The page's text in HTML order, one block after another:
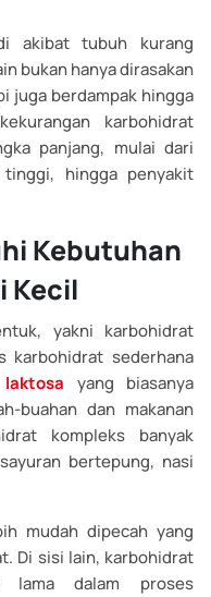
akibat tubuh kurang
bukan hanya dirasakan
juga berdampak hingga
karbohidrat
panjang, mulai dari
hingga penyakit
Kebutuhan
Kecil
yakni karbohidrat
karbohidrat sederhana
laktosa yang biasanya
buahan dan makanan
kompleks banyak
bertepung, nasi
mudah dipecah yang
Di sisi lain, karbohidrat
lama dalam proses